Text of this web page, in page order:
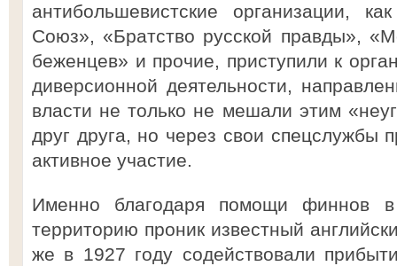
антибольшевистские организации,
Союз», «Братство русской правды»,
беженцев» и прочие, приступили к
диверсионной деятельности,
власти не только не мешали этим
друг друга, но через свои спецслужбы
активное участие.
Именно благодаря помощи финнов
территорию проник известный
же в 1927 году содействовали